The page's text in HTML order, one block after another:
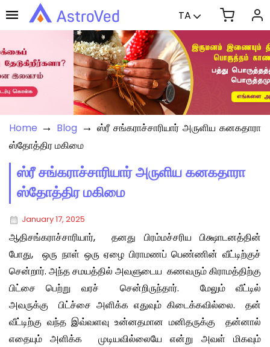
TA
Home → Blog → ஸ்ரீ சங்கராச்சாரியார் அருளிய கனகதாரா
ஸ்தோத்திர மகிமை
ஸ்ரீ சங்கராச்சாரியார் அருளிய கனகதாரா
ஸ்தோத்திர மகிமை
January 17, 2025
ஆதிசங்கராச்சாரியார், தனது பிரம்மச்சரிய பிக்ஷாடனத்தின்
போது, ஒரு நாள் ஒரு ஏழை பிராமணப் பெண்ணின் வீட்டிற்குச்
சென்றார். அந்த சமயத்தில் அவளுடைய கணவரும் கிராமத்திற்கு
பிட்சை பெற்று வரச் சென்றிருந்தார். மேலும் வீட்டில்
அவருக்கு பிட்ச்சை அளிக்க எதுவும் கிடைக்கவில்லை. தன்
வீட்டிற்கு வந்த இவ்வளவு உன்னதமான மனிதருக்கு தன்னால்
எதையும் அளிக்க முடியவில்லையே என்று அவள் மிகவும்